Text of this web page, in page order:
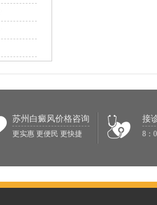
苏州白癜风价格咨询
更实惠 更便民 更快捷
接
8：